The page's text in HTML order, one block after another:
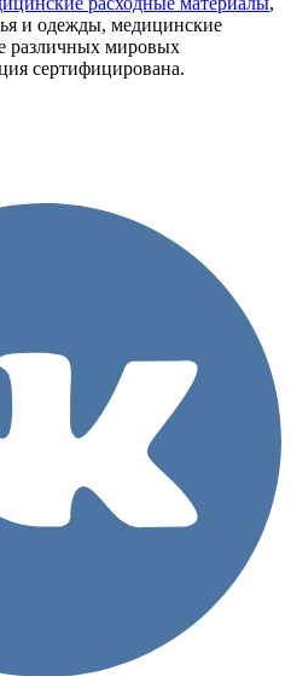
и одежды, медицинские
различных мировых
сертифицирована.